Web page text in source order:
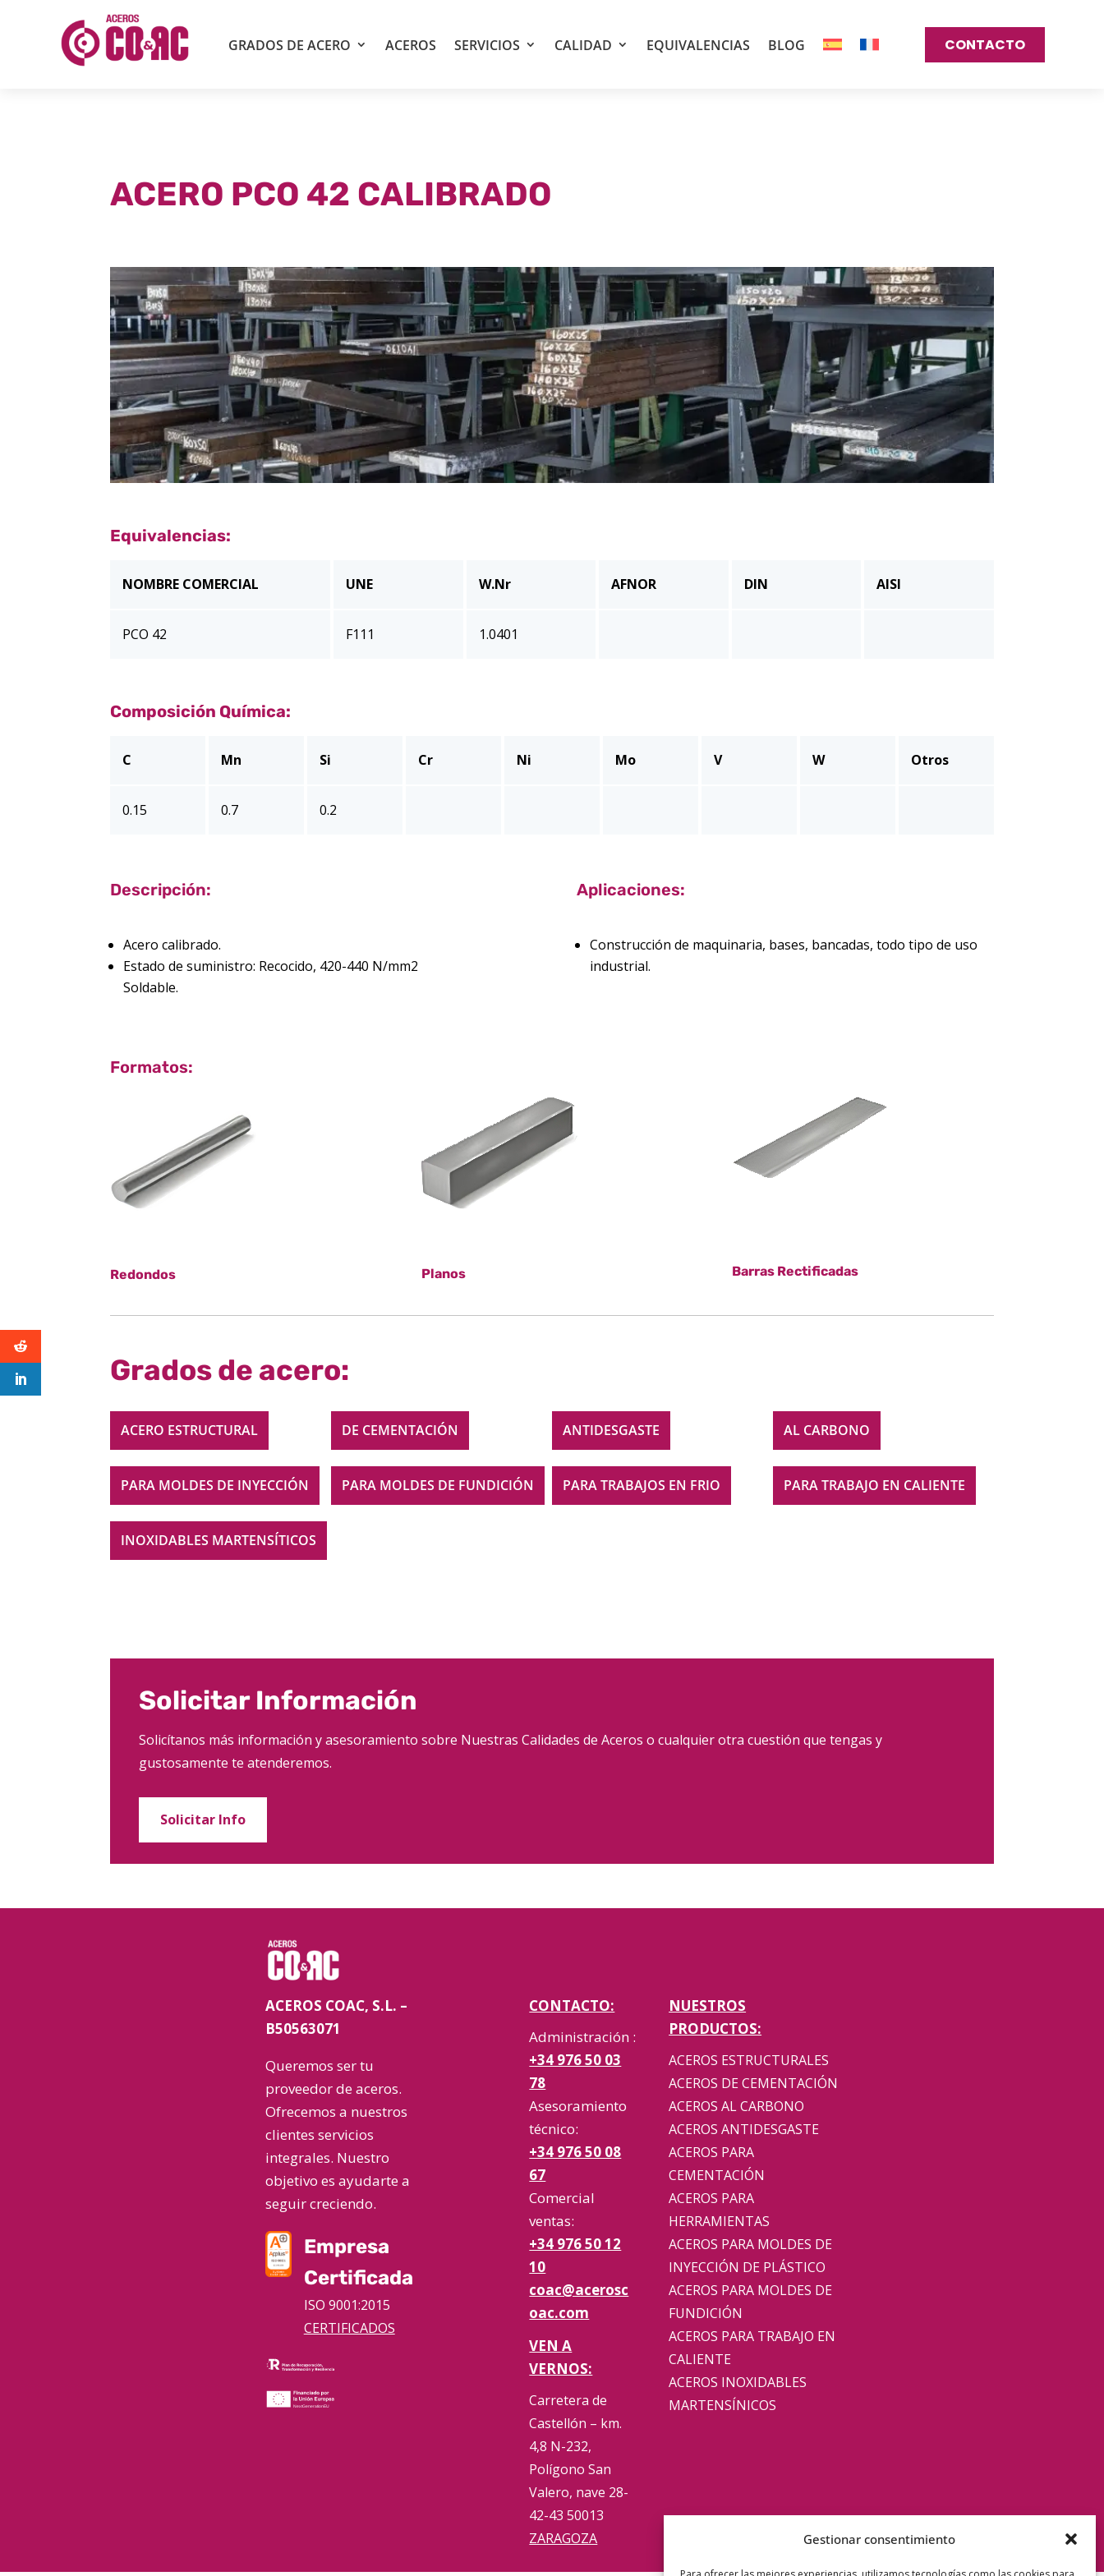
Gestionar consentimiento
GRADOS DE ACERO ACEROS SERVICIOS CALIDAD EQUIVALENCIAS BLOG CONTACTO
ACERO PCO 42 CALIBRADO
Equivalencias:
NOMBRE COMERCIAL UNE W.Nr AFNOR DIN AISI
PCO 42 F111 1.0401
Composición Química:
C Mn Si Cr Ni Mo V W Otros
0.15 0.7 0.2
Descripción:
Acero calibrado.
Estado de suministro: Recocido, 420-440 N/mm2
Soldable.
Aplicaciones:
Construcción de maquinaria, bases, bancadas, todo tipo de uso
industrial.
Formatos:
Redondos Planos Barras Rectificadas
Grados de acero:
ACERO ESTRUCTURAL
PARA MOLDES DE INYECCIÓN
INOXIDABLES MARTENSÍTICOS
DE CEMENTACIÓN
PARA MOLDES DE FUNDICIÓN
ANTIDESGASTE
PARA TRABAJOS EN FRIO
AL CARBONO
PARA TRABAJO EN CALIENTE
Solicitar Información
Solicítanos más información y asesoramiento sobre Nuestras Calidades de Aceros o cualquier otra cuestión que tengas y
gustosamente te atenderemos.
Solicitar Info
ACEROS COAC, S.L. –
B50563071
Queremos ser tu
proveedor de aceros.
Ofrecemos a nuestros
clientes servicios
integrales. Nuestro
objetivo es ayudarte a
seguir creciendo.
Empresa
Certificada
ISO 9001:2015
CERTIFICADOS
CONTACTO:
Administración :
+34 976 50 03
78
Asesoramiento
técnico:
+34 976 50 08
67
Comercial
ventas:
+34 976 50 12
10
coac@acerosc
oac.com
VEN A
VERNOS:
Carretera de
Castellón – km.
4,8 N-232,
Polígono San
Valero, nave 28-
42-43 50013
ZARAGOZA
NUESTROS
PRODUCTOS:
ACEROS ESTRUCTURALES
ACEROS DE CEMENTACIÓN
ACEROS AL CARBONO
ACEROS ANTIDESGASTE
ACEROS PARA
CEMENTACIÓN
ACEROS PARA
HERRAMIENTAS
ACEROS PARA MOLDES DE
INYECCIÓN DE PLÁSTICO
ACEROS PARA MOLDES DE
FUNDICIÓN
ACEROS PARA TRABAJO EN
CALIENTE
ACEROS INOXIDABLES
MARTENSÍNICOS